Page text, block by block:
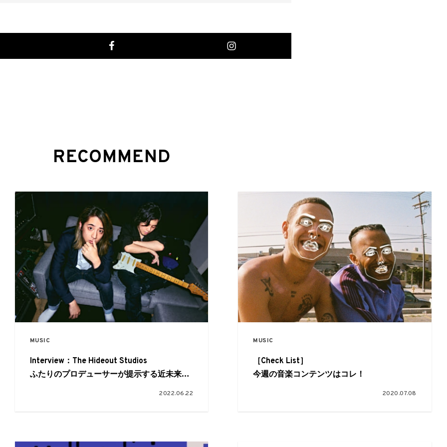
RECOMMEND
MUSIC
Interview：The Hideout Studios
ふたりのプロデューサーが提示する近未来の
2022.06.22
MUSIC
［Check List］
今週の音楽コンテンツはコレ！
2020.07.08